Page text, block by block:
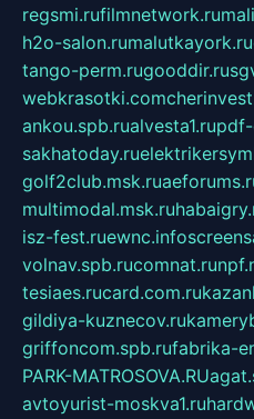
regsmi.rufilmnetwork.ru
h2o-salon.rumalutkayork.ru
tango-perm.rugooddir.ru
webkrasotki.com
ankou.spb.rualvesta1.ru
sakhatoday.ru
golf2club.msk.ru
multimodal.msk.ru
isz-fest.ruewnc.info
volnav.spb.rucomnat.ru
tesiaes.rucard.com.ru
gildiya-kuznecov.ru
griffoncom.spb.rufabrika-
PARK-MATROSOVA.RU
avtoyurist-moskva1.ru